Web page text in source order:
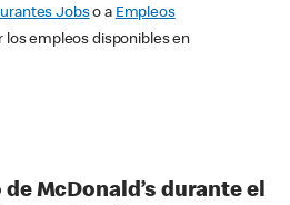
Jobso a Empleos
los empleos disponibles en
McDonald’s durante el